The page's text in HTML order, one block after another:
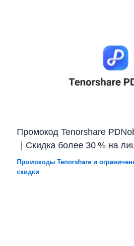
Промокод Tenorshare
｜Скидка более 30 % на
Промокоды Tenorshare и
скидки